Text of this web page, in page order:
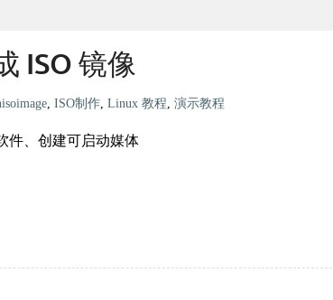
ISO 镜像
, ISO制作, Linux 教程, 演示教程
件、创建可启动媒体